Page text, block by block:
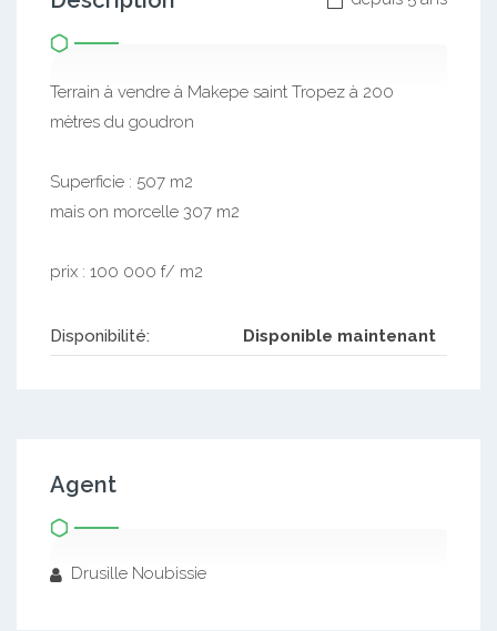
Terrain à vendre à Makepe saint Tropez à 200
mètres du goudron
Superficie : 507 m2
mais on morcelle 307 m2
prix : 100 000 f/ m2
Disponibilité: Disponible maintenant
Agent
Drusille Noubissie